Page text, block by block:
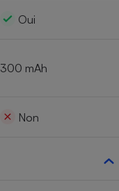
Oui
300 mAh
Non